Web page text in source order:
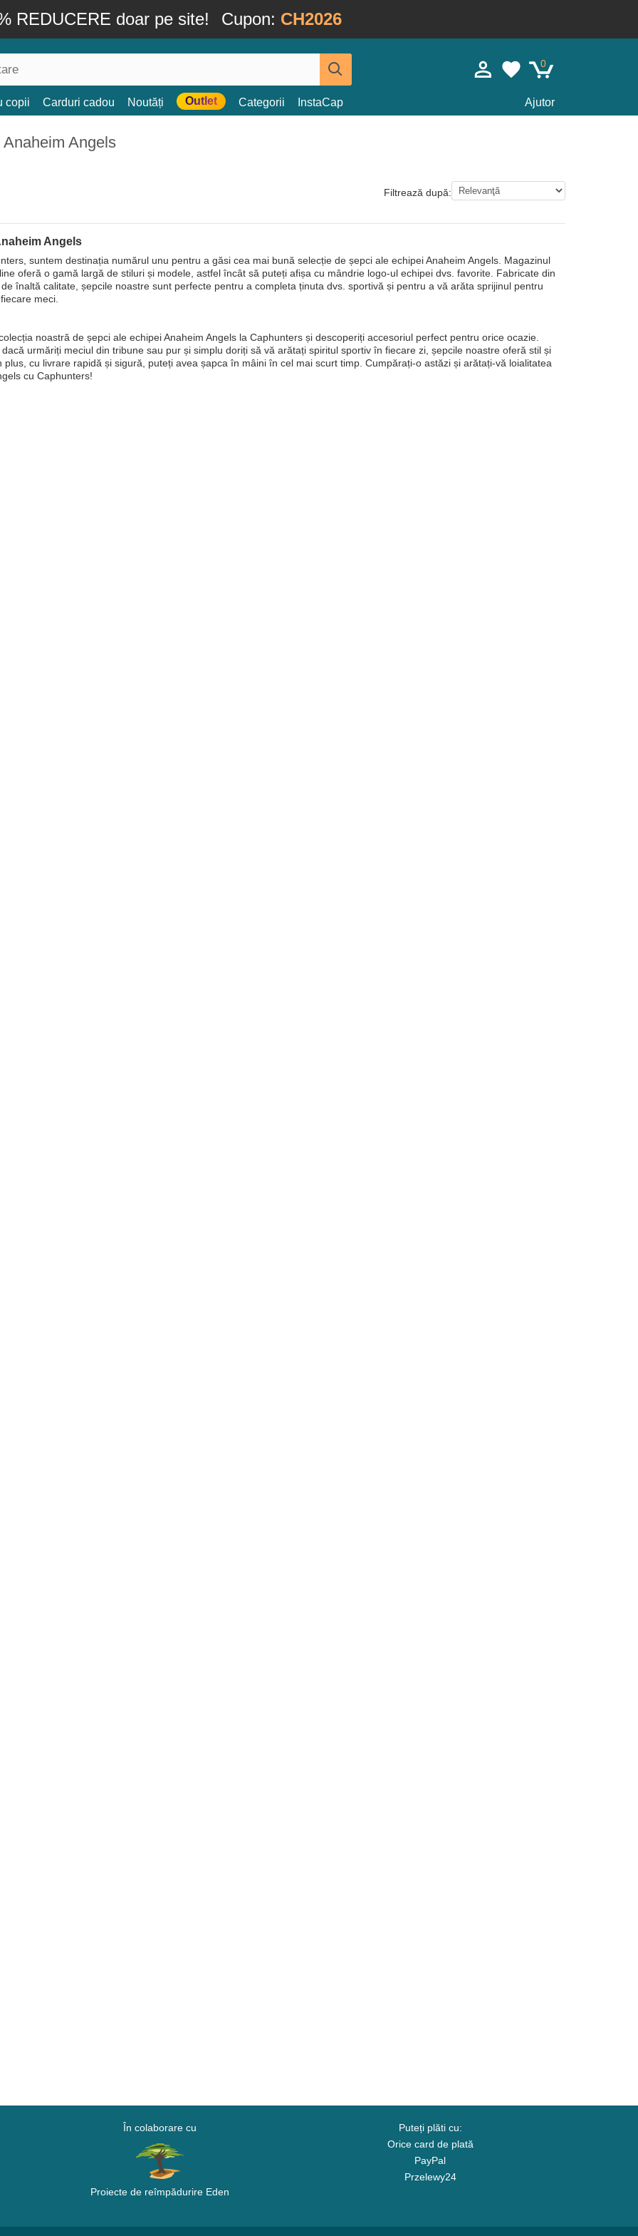
REDUCERE doar pe site! Cupon: CH2026
0
copii Carduri cadou Noutăți Outlet Categorii InstaCap Ajutor
Anaheim Angels
Filtrează după:
Angels
suntem destinația numărul unu pentru a găsi cea mai bună selecție de șepci ale echipei Anaheim Angels. Magazinul
oferă o gamă largă de stiluri și modele, astfel încât să puteți afișa cu mândrie logo-ul echipei dvs. favorite. Fabricate din
înaltă calitate, șepcile noastre sunt perfecte pentru a completa ținuta dvs. sportivă și pentru a vă arăta sprijinul pentru
meci.
noastră de șepci ale echipei Anaheim Angels la Caphunters și descoperiți accesoriul perfect pentru orice ocazie.
urmăriți meciul din tribune sau pur și simplu doriți să vă arătați spiritul sportiv în fiecare zi, șepcile noastre oferă stil și
plus, cu livrare rapidă și sigură, puteți avea șapca în mâini în cel mai scurt timp. Cumpărați-o astăzi și arătați-vă loialitatea
cu Caphunters!
În colaborare cu
Proiecte de reîmpădurire Eden
Puteți plăti cu:
Orice card de plată
PayPal
Przelewy24